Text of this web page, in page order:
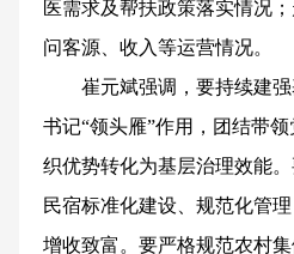
医需求及帮扶政策落实情况
问客源、收入等运营情况。
崔元斌强调，要持续建
书记“领头雁”作用，团结带
织优势转化为基层治理效能
民宿标准化建设、规范化管
增收致富。要严格规范农村